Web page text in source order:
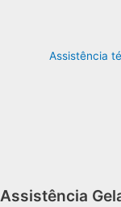
Assistência
Assistência